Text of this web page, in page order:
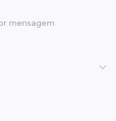
mensagem
